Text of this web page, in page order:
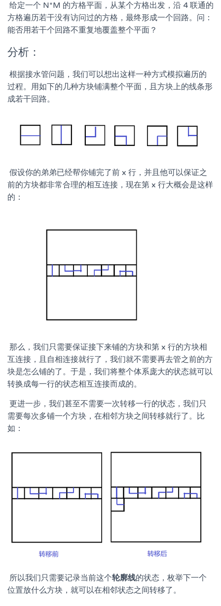
​ 给定一个 N*M 的方格平面，从某个方格出发，沿 4 联通的
方格遍历若干没有访问过的方格，最终形成一个回路。问：
能否用若干个回路不重复地覆盖整个平面？
分析：
​ 根据接水管问题，我们可以想出这样一种方式模拟遍历的
过程。用如下的几种方块铺满整个平面，且方块上的线条形
成若干回路。
​ 假设你的弟弟已经帮你铺完了前 x 行，并且他可以保证之
前的方块都非常合理的相互连接，现在第 x 行大概会是这样
的：
​ 那么，我们只需要保证接下来铺的方块和第 x 行的方块相
互连接，且自相连接就行了，我们就不需要再去管之前的方
块是怎么铺的了。于是，我们将整个体系庞大的状态就可以
转换成每一行的状态相互连接而成的。
​ 更进一步，我们甚至不需要一次转移一行的状态，我们只
需要每次多铺一个方块，在相邻方块之间转移就行了。比
如：
​ 所以我们只需要记录当前这个轮廓线的状态，枚举下一个
位置放什么方块，就可以在相邻状态之间转移了。